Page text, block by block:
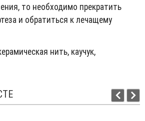
то необходимо прекратить
и обратиться к лечащему
нить, каучук,